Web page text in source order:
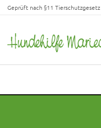
Geprüft nach §11 Tierschutzgesetz